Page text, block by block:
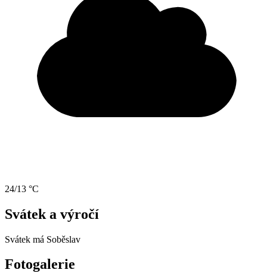
24/13 °C
Svátek a výročí
Svátek má Soběslav
Fotogalerie